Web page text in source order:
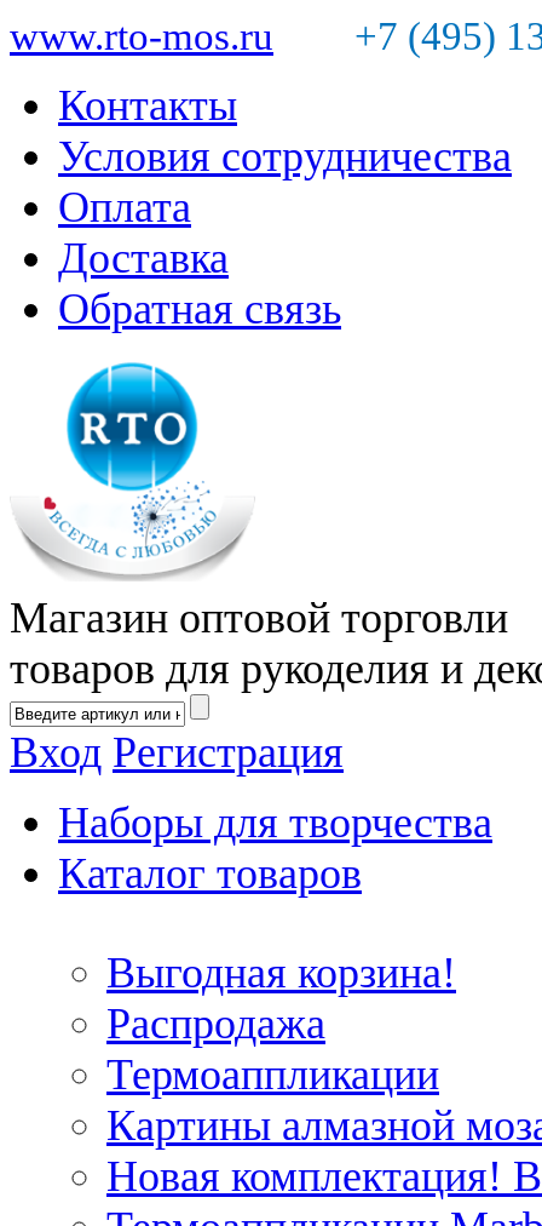
www.rto-mos.ru +7 (495)
Контакты
Условия сотрудничества
Оплата
Доставка
Обратная связь
Магазин оптовой торговли
товаров для рукоделия и
Вход Регистрация
Наборы для творчества
Каталог товаров
Выгодная корзина!
Распродажа
Термоаппликации
Картины алмазной
Новая комплектация!